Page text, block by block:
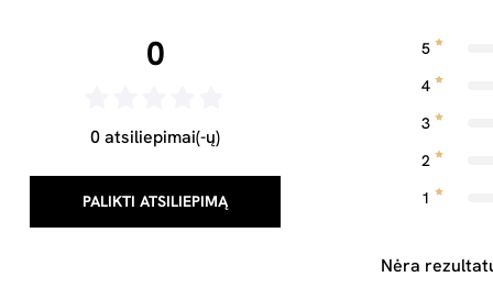
0
0 atsiliepimai(-ų)
PALIKTI ATSILIEPIMĄ
5
4
3
2
1
Nėra